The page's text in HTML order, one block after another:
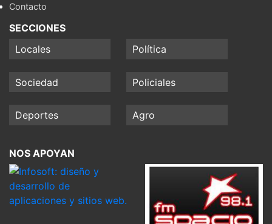
Contacto
SECCIONES
Locales
Política
Sociedad Policiales
Deportes Agro
NOS APOYAN